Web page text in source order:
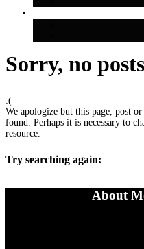
Sorry, no
:(
We apologize but this page, post
found. Perhaps it is necessary to
resource.
Try searching again:
About